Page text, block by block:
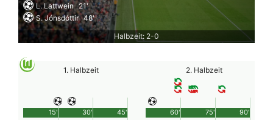
L. Lattwein 21'
S. Jónsdóttir 48'
Halbzeit: 2-0
1. Halbzeit
45'
15' 30'
2. Halbzeit
90'
60' 75'